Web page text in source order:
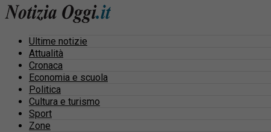
Ultime notizie
Attualità
Cronaca
Economia e scuola
Politica
Cultura e turismo
Sport
Zone